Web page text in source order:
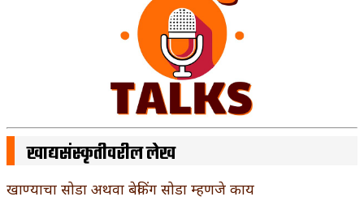
खाद्यसंस्कृतीवरील लेख
खाण्याचा सोडा अथवा बेकिंग सोडा म्हणजे काय